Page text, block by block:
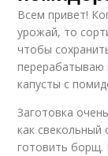
Всем привет!
урожай, то
чтобы
перерабатываю
капусты с
Заготовка
как свекольный
готовить борщ.